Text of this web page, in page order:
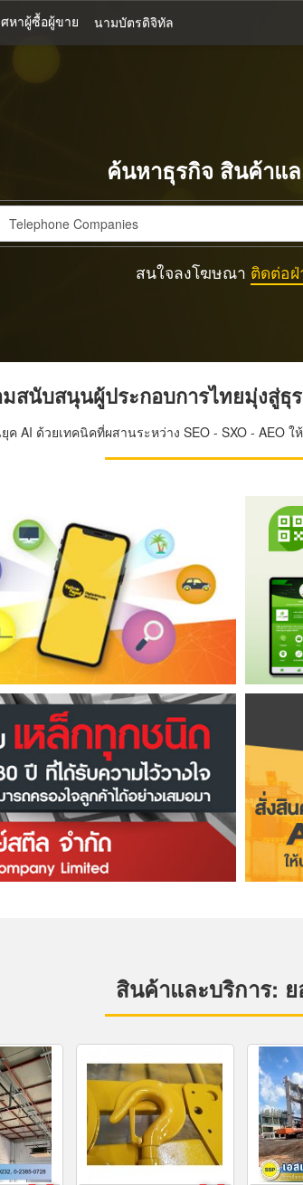
หาผู้ซื้อผู้ขาย นามบัตรดิจิทัล
ค้นหาธุรกิจ สินค้าแ
สนใจลงโฆษณา ติดต่อ
สนับสนุนผู้ประกอบการไทยมุ่งสู่ธุ
AI ด้วยเทคนิคที่ผสานระหว่าง SEO - SXO -
สินค้าและบริการ: